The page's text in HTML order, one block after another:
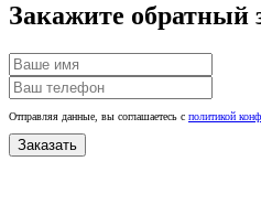
Закажите обратный
Отправляя данные, вы соглашаетесь с политикой
Заказать